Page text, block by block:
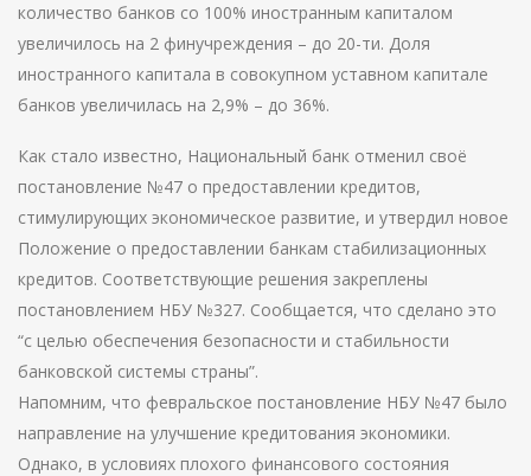
количество банков со 100% иностранным капиталом
увеличилось на 2 финучреждения – до 20-ти. Доля
иностранного капитала в совокупном уставном капитале
банков увеличилась на 2,9% – до 36%.
Как стало известно, Национальный банк отменил своё
постановление №47 о предоставлении кредитов,
стимулирующих экономическое развитие, и утвердил новое
Положение о предоставлении банкам стабилизационных
кредитов. Соответствующие решения закреплены
постановлением НБУ №327. Сообщается, что сделано это
“с целью обеспечения безопасности и стабильности
банковской системы страны”.
Напомним, что февральское постановление НБУ №47 было
направление на улучшение кредитования экономики.
Однако, в условиях плохого финансового состояния